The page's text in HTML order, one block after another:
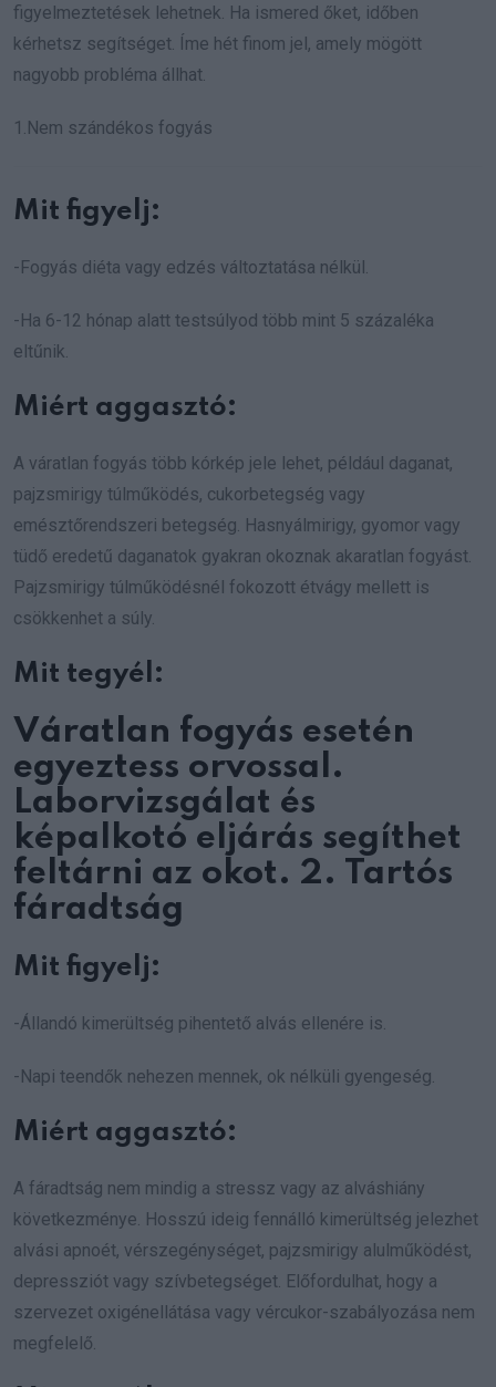
figyelmeztetések lehetnek. Ha ismered őket, időben
kérhetsz segítséget. Íme hét finom jel, amely mögött
nagyobb probléma állhat.
1.Nem szándékos fogyás
Mit figyelj:
-Fogyás diéta vagy edzés változtatása nélkül.
-Ha 6-12 hónap alatt testsúlyod több mint 5 százaléka
eltűnik.
Miért aggasztó:
A váratlan fogyás több kórkép jele lehet, például daganat,
pajzsmirigy túlműködés, cukorbetegség vagy
emésztőrendszeri betegség. Hasnyálmirigy, gyomor vagy
tüdő eredetű daganatok gyakran okoznak akaratlan fogyást.
Pajzsmirigy túlműködésnél fokozott étvágy mellett is
csökkenhet a súly.
Mit tegyél:
Váratlan fogyás esetén
egyeztess orvossal.
Laborvizsgálat és
képalkotó eljárás segíthet
feltárni az okot. 2. Tartós
fáradtság
Mit figyelj:
-Állandó kimerültség pihentető alvás ellenére is.
-Napi teendők nehezen mennek, ok nélküli gyengeség.
Miért aggasztó:
A fáradtság nem mindig a stressz vagy az alváshiány
következménye. Hosszú ideig fennálló kimerültség jelezhet
alvási apnoét, vérszegénységet, pajzsmirigy alulműködést,
depressziót vagy szívbetegséget. Előfordulhat, hogy a
szervezet oxigénellátása vagy vércukor-szabályozása nem
megfelelő.